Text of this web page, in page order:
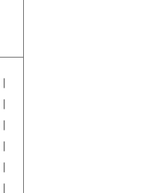
｜
｜
｜
｜
｜
｜